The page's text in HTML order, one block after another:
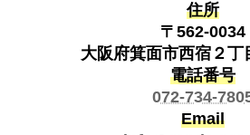
住所
〒562-0034
大阪府箕面市西宿２丁
電話番号
072-734-
Email